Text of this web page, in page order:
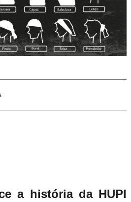
a história da HUPI